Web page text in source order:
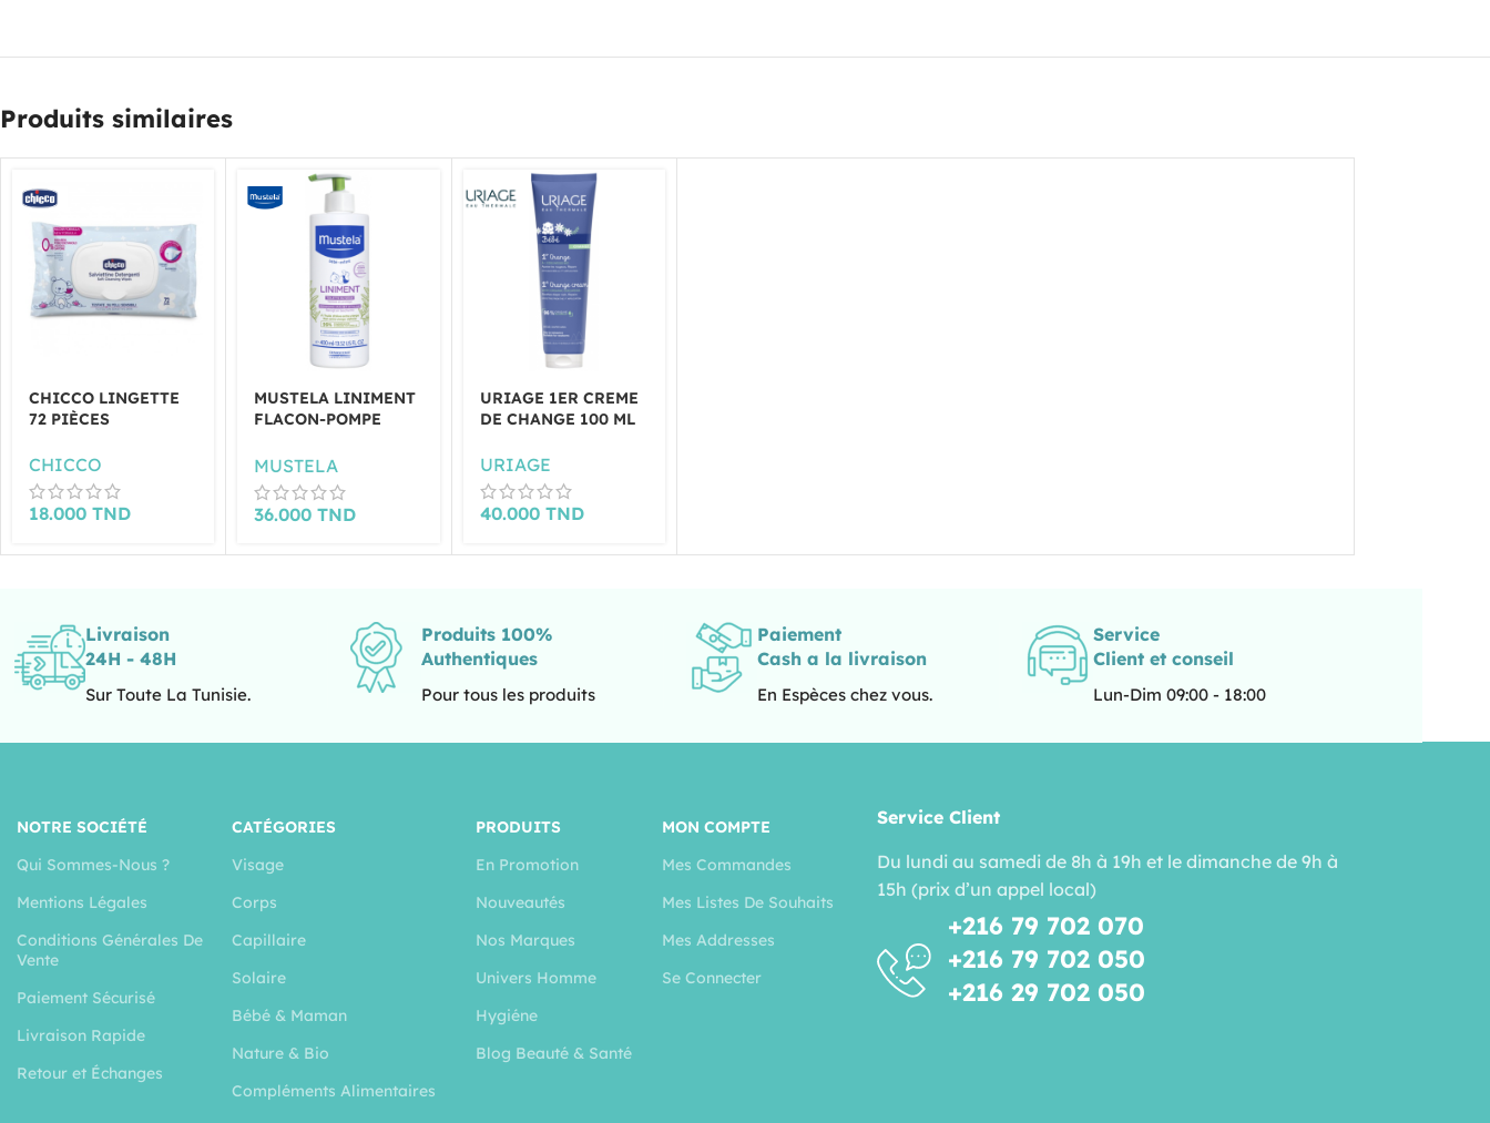
Produits similaires
CHICCO LINGETTE
72 PIÈCES
CHICCO
18.000 TND
MUSTELA LINIMENT
FLACON-POMPE
MUSTELA
36.000TND
URIAGE 1ER CREME
DE CHANGE 100 ML
URIAGE
40.000 TND
Livraison
24H - 48H
Sur Toute La Tunisie.
Produits 100%
Authentiques
Pour tous les produits
Paiement
Cash a la livraison
En Espèces chez vous.
Service
Client et conseil
Lun-Dim 09:00 - 18:00
NOTRE SOCIÉTÉ
Qui Sommes-Nous ?
Mentions Légales
Conditions Générales De
Vente
Paiement Sécurisé
Livraison Rapide
Retour et Échanges
CATÉGORIES
Visage
Corps
Capillaire
Solaire
Bébé & Maman
Nature & Bio
Compléments Alimentaires
PRODUITS
En Promotion
Nouveautés
Nos Marques
Univers Homme
Hygiéne
Blog Beauté & Santé
MON COMPTE
Mes Commandes
Mes Listes De Souhaits
Mes Addresses
Se Connecter
Service Client
Du lundi au samedi de 8h à 19h et le dimanche de 9h à
15h (prix d’un appel local)
+216 79 702 070
+216 79 702 050
+216 29 702 050